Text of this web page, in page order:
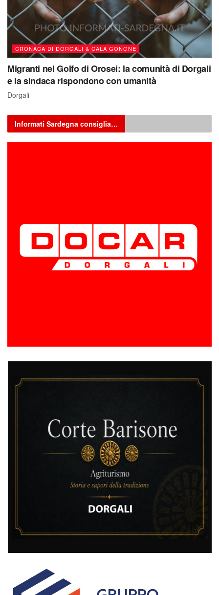
CRONACA DI DORGALI & CALA GONONE
Migranti nel Golfo di Orosei: la comunità di Dorgali
e la sindaca rispondono con umanità
Dorgali
Informati Sardegna consiglia…